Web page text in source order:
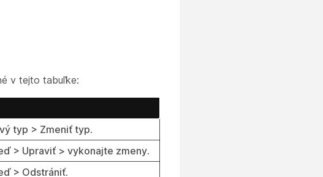
v tejto tabuľke:
typ > Zmeniť typ.
> Upraviť > vykonajte zmeny.
> Odstrániť.